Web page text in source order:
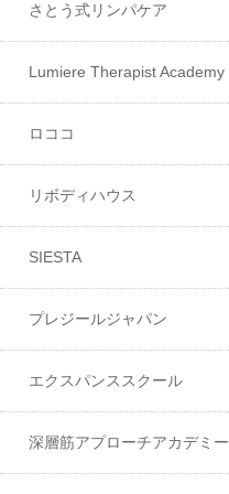
さとう式リンパケア
Lumiere Therapist Academy
ロココ
リボディハウス
SIESTA
プレジールジャパン
エクスパンススクール
深層筋アプローチアカデミー